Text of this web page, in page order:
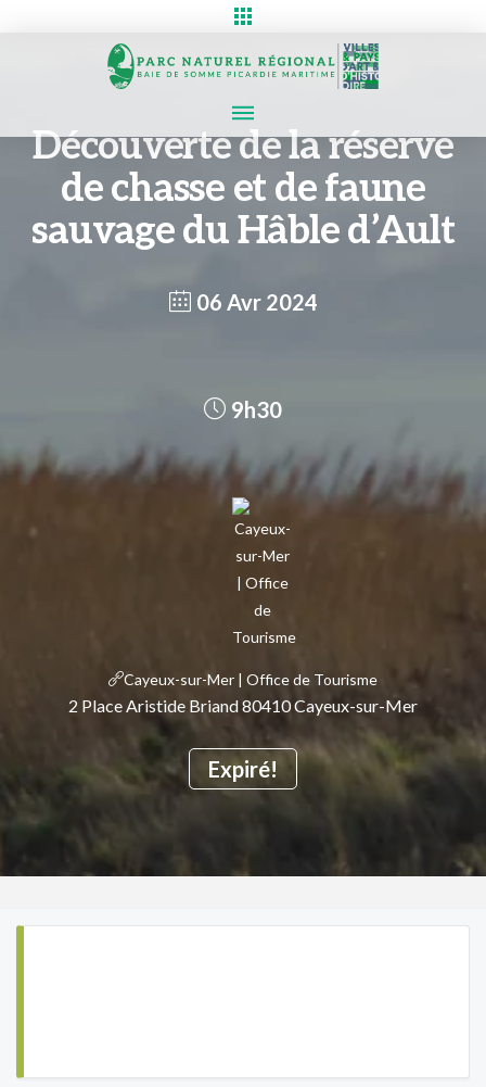
Découverte de la réserve
de chasse et de faune
sauvage du Hâble d’Ault
06 Avr 2024
Expiré!
9h30
Cayeux-sur-Mer | Office de Tourisme
2 Place Aristide Briand 80410 Cayeux-sur-Mer